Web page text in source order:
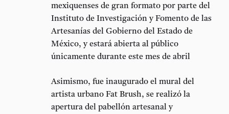
mexiquenses de gran formato por parte del
Instituto de Investigación y Fomento de las
Artesanías del Gobierno del Estado de
México, y estará abierta al público
únicamente durante este mes de abril
Asimismo, fue inaugurado el mural del
artista urbano Fat Brush, se realizó la
apertura del pabellón artesanal y